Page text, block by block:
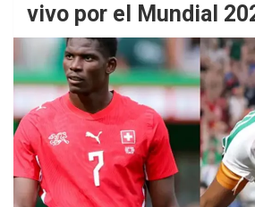
vivo por el Mundial